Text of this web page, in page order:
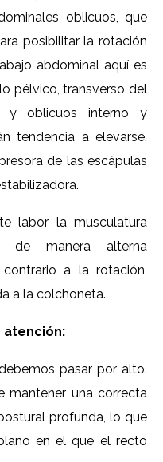
oblicuos, que
posibilitar la rotación
abdominal aquí es
pélvico, transverso del
y oblicuos interno y
tendencia a elevarse,
de las escápulas
labor la musculatura
de manera alterna
a la rotación,
a la colchoneta.
atención:
pasar por alto.
mantener una correcta
profunda, lo que
en el que el recto